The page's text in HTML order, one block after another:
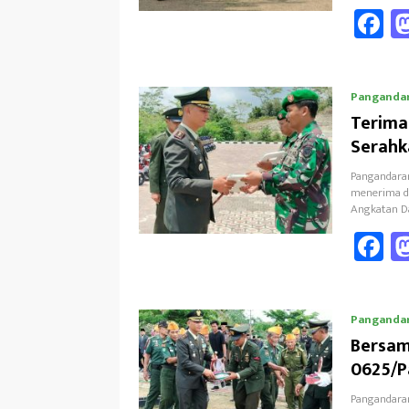
ce
b
k
menerima
Angkatan
ce
b
k
0625/